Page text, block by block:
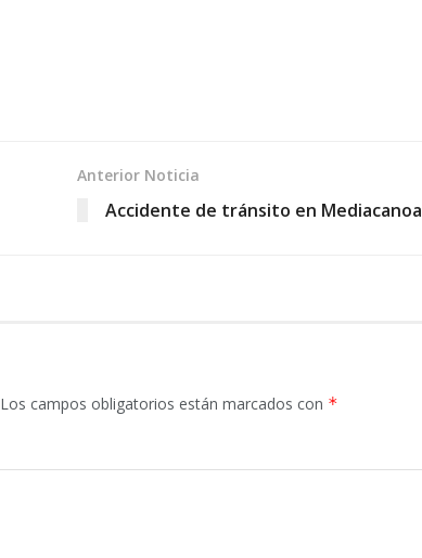
Anterior Noticia
Accidente de tránsito en Mediacanoa
Los campos obligatorios están marcados con *